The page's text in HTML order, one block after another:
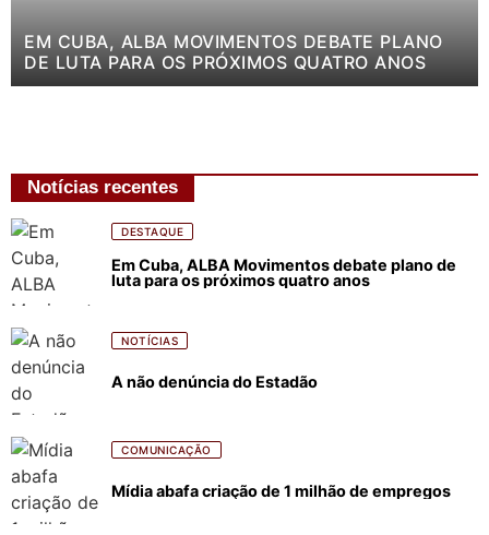
EM CUBA, ALBA MOVIMENTOS DEBATE PLANO
DE LUTA PARA OS PRÓXIMOS QUATRO ANOS
Notícias recentes
DESTAQUE
Em Cuba, ALBA Movimentos debate plano de
luta para os próximos quatro anos
NOTÍCIAS
A não denúncia do Estadão
COMUNICAÇÃO
Mídia abafa criação de 1 milhão de empregos